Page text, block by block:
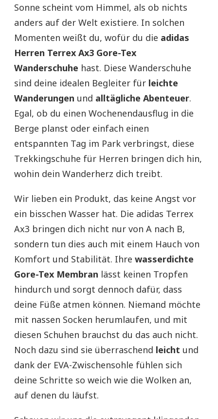
Sonne scheint vom Himmel, als ob nichts
anders auf der Welt existiere. In solchen
Momenten weißt du, wofür du die adidas
Herren Terrex Ax3 Gore-Tex
Wanderschuhe hast. Diese Wanderschuhe
sind deine idealen Begleiter für leichte
Wanderungen und alltägliche Abenteuer.
Egal, ob du einen Wochenendausflug in die
Berge planst oder einfach einen
entspannten Tag im Park verbringst, diese
Trekkingschuhe für Herren bringen dich hin,
wohin dein Wanderherz dich treibt.
Wir lieben ein Produkt, das keine Angst vor
ein bisschen Wasser hat. Die adidas Terrex
Ax3 bringen dich nicht nur von A nach B,
sondern tun dies auch mit einem Hauch von
Komfort und Stabilität. Ihre wasserdichte
Gore-Tex Membran lässt keinen Tropfen
hindurch und sorgt dennoch dafür, dass
deine Füße atmen können. Niemand möchte
mit nassen Socken herumlaufen, und mit
diesen Schuhen brauchst du das auch nicht.
Noch dazu sind sie überraschend leicht und
dank der EVA-Zwischensohle fühlen sich
deine Schritte so weich wie die Wolken an,
auf denen du läufst.